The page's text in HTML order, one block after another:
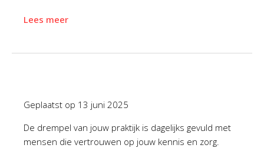
Lees meer
Geplaatst op 13 juni 2025
De drempel van jouw praktijk is dagelijks gevuld met
mensen die vertrouwen op jouw kennis en zorg.